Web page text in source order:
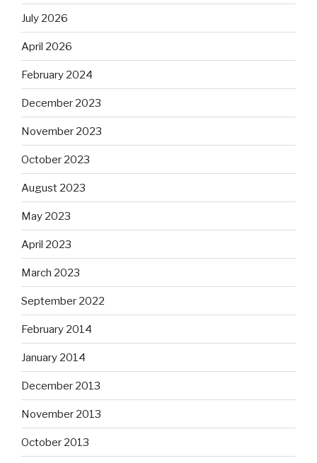
July 2026
April 2026
February 2024
December 2023
November 2023
October 2023
August 2023
May 2023
April 2023
March 2023
September 2022
February 2014
January 2014
December 2013
November 2013
October 2013